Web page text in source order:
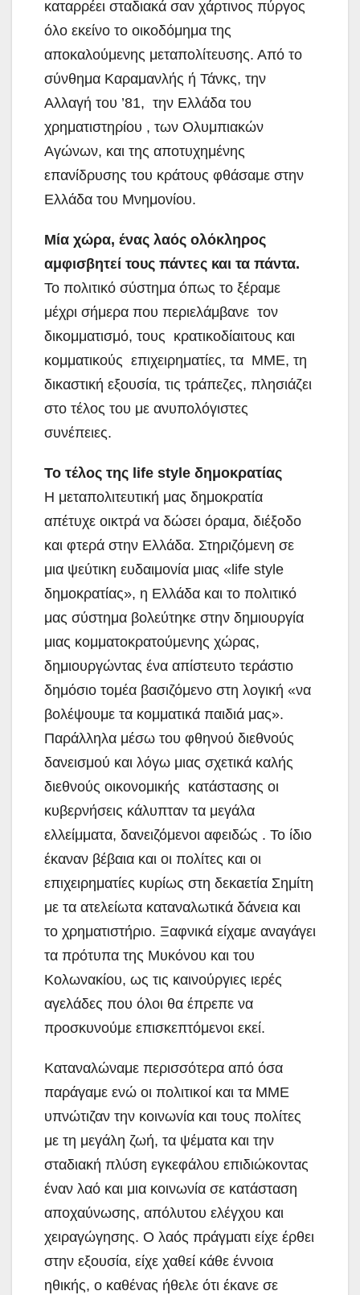
καταρρέει σταδιακά σαν χάρτινος πύργος
όλο εκείνο το οικοδόμημα της
αποκαλούμενης μεταπολίτευσης. Από το
σύνθημα Καραμανλής ή Τάνκς, την
Αλλαγή του ’81, την Ελλάδα του
χρηματιστηρίου , των Ολυμπιακών
Αγώνων, και της αποτυχημένης
επανίδρυσης του κράτους φθάσαμε στην
Ελλάδα του Μνημονίου.
Μία χώρα, ένας λαός ολόκληρος
αμφισβητεί τους πάντες και τα πάντα.
Το πολιτικό σύστημα όπως το ξέραμε
μέχρι σήμερα που περιελάμβανε τον
δικομματισμό, τους κρατικοδίαιτους και
κομματικούς επιχειρηματίες, τα ΜΜΕ, τη
δικαστική εξουσία, τις τράπεζες, πλησιάζει
στο τέλος του με ανυπολόγιστες
συνέπειες.
Το τέλος της life style δημοκρατίας
Η μεταπολιτευτική μας δημοκρατία
απέτυχε οικτρά να δώσει όραμα, διέξοδο
και φτερά στην Ελλάδα. Στηριζόμενη σε
μια ψεύτικη ευδαιμονία μιας «life style
δημοκρατίας», η Ελλάδα και το πολιτικό
μας σύστημα βολεύτηκε στην δημιουργία
μιας κομματοκρατούμενης χώρας,
δημιουργώντας ένα απίστευτο τεράστιο
δημόσιο τομέα βασιζόμενο στη λογική «να
βολέψουμε τα κομματικά παιδιά μας».
Παράλληλα μέσω του φθηνού διεθνούς
δανεισμού και λόγω μιας σχετικά καλής
διεθνούς οικονομικής κατάστασης οι
κυβερνήσεις κάλυπταν τα μεγάλα
ελλείμματα, δανειζόμενοι αφειδώς . Το ίδιο
έκαναν βέβαια και οι πολίτες και οι
επιχειρηματίες κυρίως στη δεκαετία Σημίτη
με τα ατελείωτα καταναλωτικά δάνεια και
το χρηματιστήριο. Ξαφνικά είχαμε αναγάγει
τα πρότυπα της Μυκόνου και του
Κολωνακίου, ως τις καινούργιες ιερές
αγελάδες που όλοι θα έπρεπε να
προσκυνούμε επισκεπτόμενοι εκεί.
Καταναλώναμε περισσότερα από όσα
παράγαμε ενώ οι πολιτικοί και τα ΜΜΕ
υπνώτιζαν την κοινωνία και τους πολίτες
με τη μεγάλη ζωή, τα ψέματα και την
σταδιακή πλύση εγκεφάλου επιδιώκοντας
έναν λαό και μια κοινωνία σε κατάσταση
αποχαύνωσης, απόλυτου ελέγχου και
χειραγώγησης. Ο λαός πράγματι είχε έρθει
στην εξουσία, είχε χαθεί κάθε έννοια
ηθικής, ο καθένας ήθελε ότι έκανε σε